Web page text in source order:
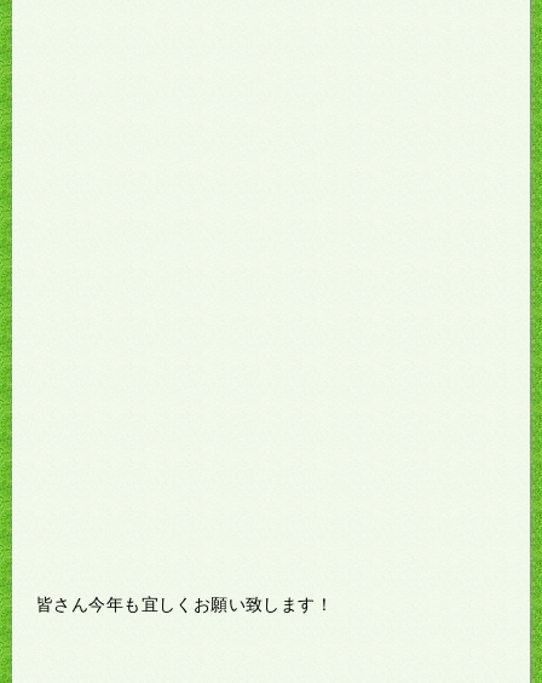
皆さん今年も宜しくお願い致します！